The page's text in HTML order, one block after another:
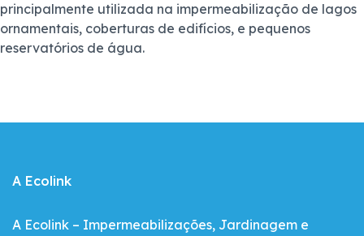
principalmente utilizada na impermeabilização de lagos
ornamentais, coberturas de edifícios, e pequenos
reservatórios de água.
A Ecolink
A Ecolink – Impermeabilizações, Jardinagem e